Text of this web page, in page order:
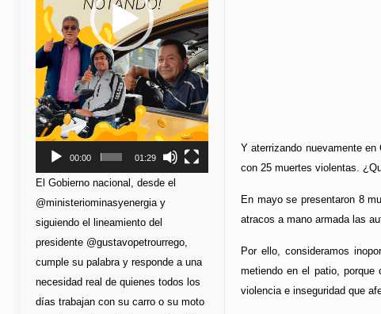
Y aterrizando nuevamente
con 25 muertes violentas.
En mayo se presentaron 8
atracos a mano armada las
Por ello, consideramos
metiendo en el patio, porque
violencia e inseguridad que
00:00 01:29
El Gobierno nacional, desde el
@ministeriominasyenergia y
siguiendo el lineamiento del
presidente @gustavopetrourrego,
cumple su palabra y responde a una
necesidad real de quienes todos los
días trabajan con su carro o su moto